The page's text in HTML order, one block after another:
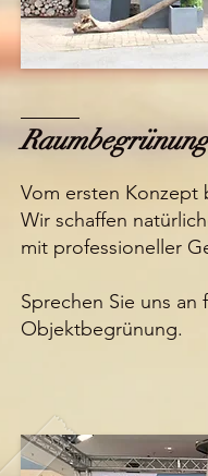
Raumbegrünung
Vom ersten Konzept
Wir schaffen
mit professioneller
Sprechen Sie uns
Objektbegrünung.